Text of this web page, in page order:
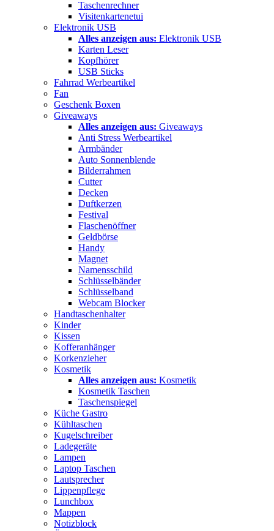
Taschenrechner
Visitenkartenetui
Elektronik USB
Alles anzeigen aus: Elektronik USB
Karten Leser
Kopfhörer
USB Sticks
Fahrrad Werbeartikel
Fan
Geschenk Boxen
Giveaways
Alles anzeigen aus: Giveaways
Anti Stress Werbeartikel
Armbänder
Auto Sonnenblende
Bilderrahmen
Cutter
Decken
Duftkerzen
Festival
Flaschenöffner
Geldbörse
Handy
Magnet
Namensschild
Schlüsselbänder
Schlüsselband
Webcam Blocker
Handtaschenhalter
Kinder
Kissen
Kofferanhänger
Korkenzieher
Kosmetik
Alles anzeigen aus: Kosmetik
Kosmetik Taschen
Taschenspiegel
Küche Gastro
Kühltaschen
Kugelschreiber
Ladegeräte
Lampen
Laptop Taschen
Lautsprecher
Lippenpflege
Lunchbox
Mappen
Notizblock